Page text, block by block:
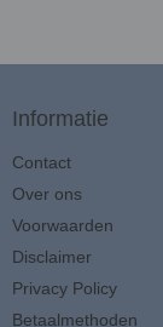
Informatie
Contact
Over ons
Voorwaarden
Disclaimer
Privacy Policy
Betaalmethoden